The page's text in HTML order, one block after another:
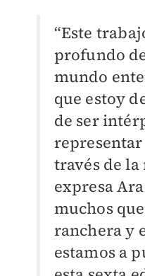
“Este
profundo
mundo
que estoy
de ser
través de
expresa
muchos
ranchera y
estamos a